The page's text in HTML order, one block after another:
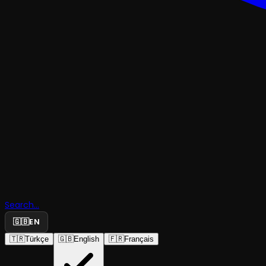
Search...
🇬🇧EN
🇹🇷Türkçe 🇬🇧English 🇫🇷Français
Söyleşisi